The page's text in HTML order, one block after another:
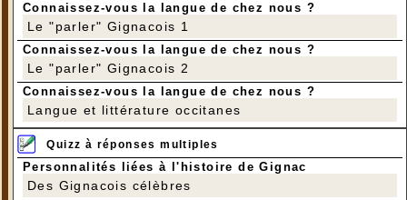
Connaissez-vous la langue de chez nous ?
Le "parler" Gignacois 1
Connaissez-vous la langue de chez nous ?
Le "parler" Gignacois 2
Connaissez-vous la langue de chez nous ?
Langue et littérature occitanes
Quizz à réponses multiples
Personnalités liées à l'histoire de Gignac
Des Gignacois célèbres